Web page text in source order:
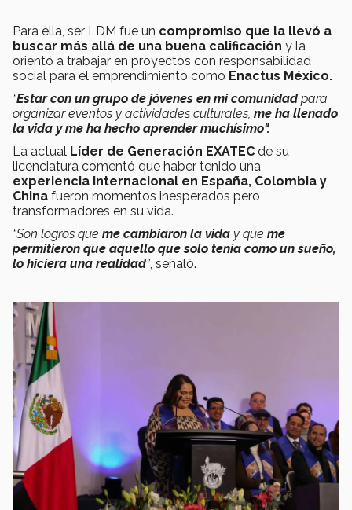
Para ella, ser LDM fue un compromiso que la llevó a
buscar más allá de una buena calificación y la
orientó a trabajar en proyectos con responsabilidad
social para el emprendimiento como Enactus México.
“Estar con un grupo de jóvenes en mi comunidadpara
organizar eventos y actividades culturales, me ha llenado
la vida y me ha hecho aprender muchísimo".
La actual Líder de Generación EXATEC de su
licenciatura comentó que haber tenido una
experiencia internacional en España, Colombia y
China fueron momentos inesperados pero
transformadores en su vida.
“Son logros que me cambiaron la vida y que me
permitieron que aquello que solo tenía como un sueño,
lo hiciera una realidad”, señaló.